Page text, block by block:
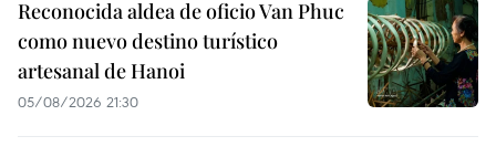
Reconocida aldea de oficio Van Phuc
como nuevo destino turístico
artesanal de Hanoi
05/08/2026 21:30